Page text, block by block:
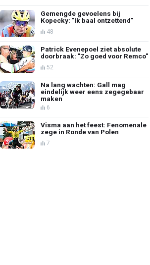
Gemengde gevoelens bij
Kopecky: "Ik baal ontzettend"
48
Patrick Evenepoel ziet absolute
doorbraak: "Zo goed voor Remco"
52
Na lang wachten: Gall mag
eindelijk weer eens zegegebaar
maken
6
Visma aan het feest: Fenomenale
zege in Ronde van Polen
7